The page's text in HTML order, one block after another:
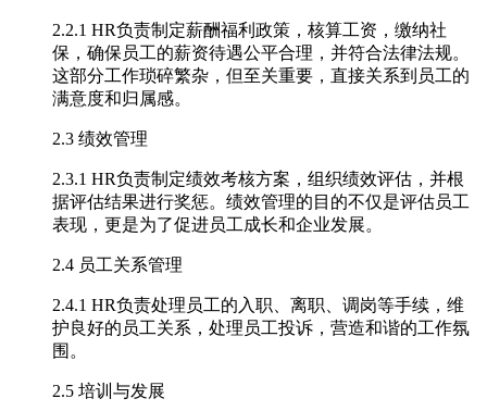
2.2.1 HR负责制定薪酬福利政策，核算工资，缴纳社
保，确保员工的薪资待遇公平合理，并符合法律法规。
这部分工作琐碎繁杂，但至关重要，直接关系到员工的
满意度和归属感。
2.3 绩效管理
2.3.1 HR负责制定绩效考核方案，组织绩效评估，并根
据评估结果进行奖惩。绩效管理的目的不仅是评估员工
表现，更是为了促进员工成长和企业发展。
2.4 员工关系管理
2.4.1 HR负责处理员工的入职、离职、调岗等手续，维
护良好的员工关系，处理员工投诉，营造和谐的工作氛
围。
2.5 培训与发展